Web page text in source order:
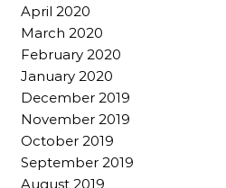
April 2020
March 2020
February 2020
January 2020
December 2019
November 2019
October 2019
September 2019
August 2019